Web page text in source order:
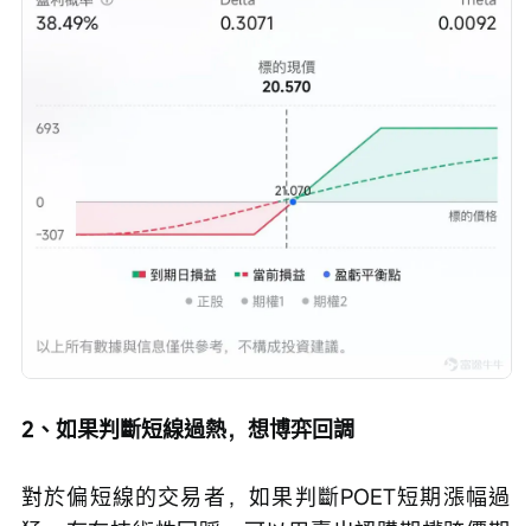
2、如果判斷短線過熱，想博弈回調
對於偏短線的交易者，如果判斷POET短期漲幅過